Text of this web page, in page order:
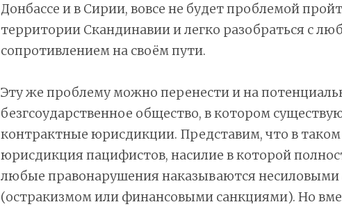
Донбассе и в Сирии, вовсе не будет проблемой
территории Скандинавии и легко разобраться с
сопротивлением на своём пути.
Эту же проблему можно перенести и на
безгсоударственное общество, в котором
контрактные юрисдикции. Представим, что в таком
юрисдикция пацифистов, насилие в которой
любые правонарушения наказываются
(остракизмом или финансовыми санкциями). Но